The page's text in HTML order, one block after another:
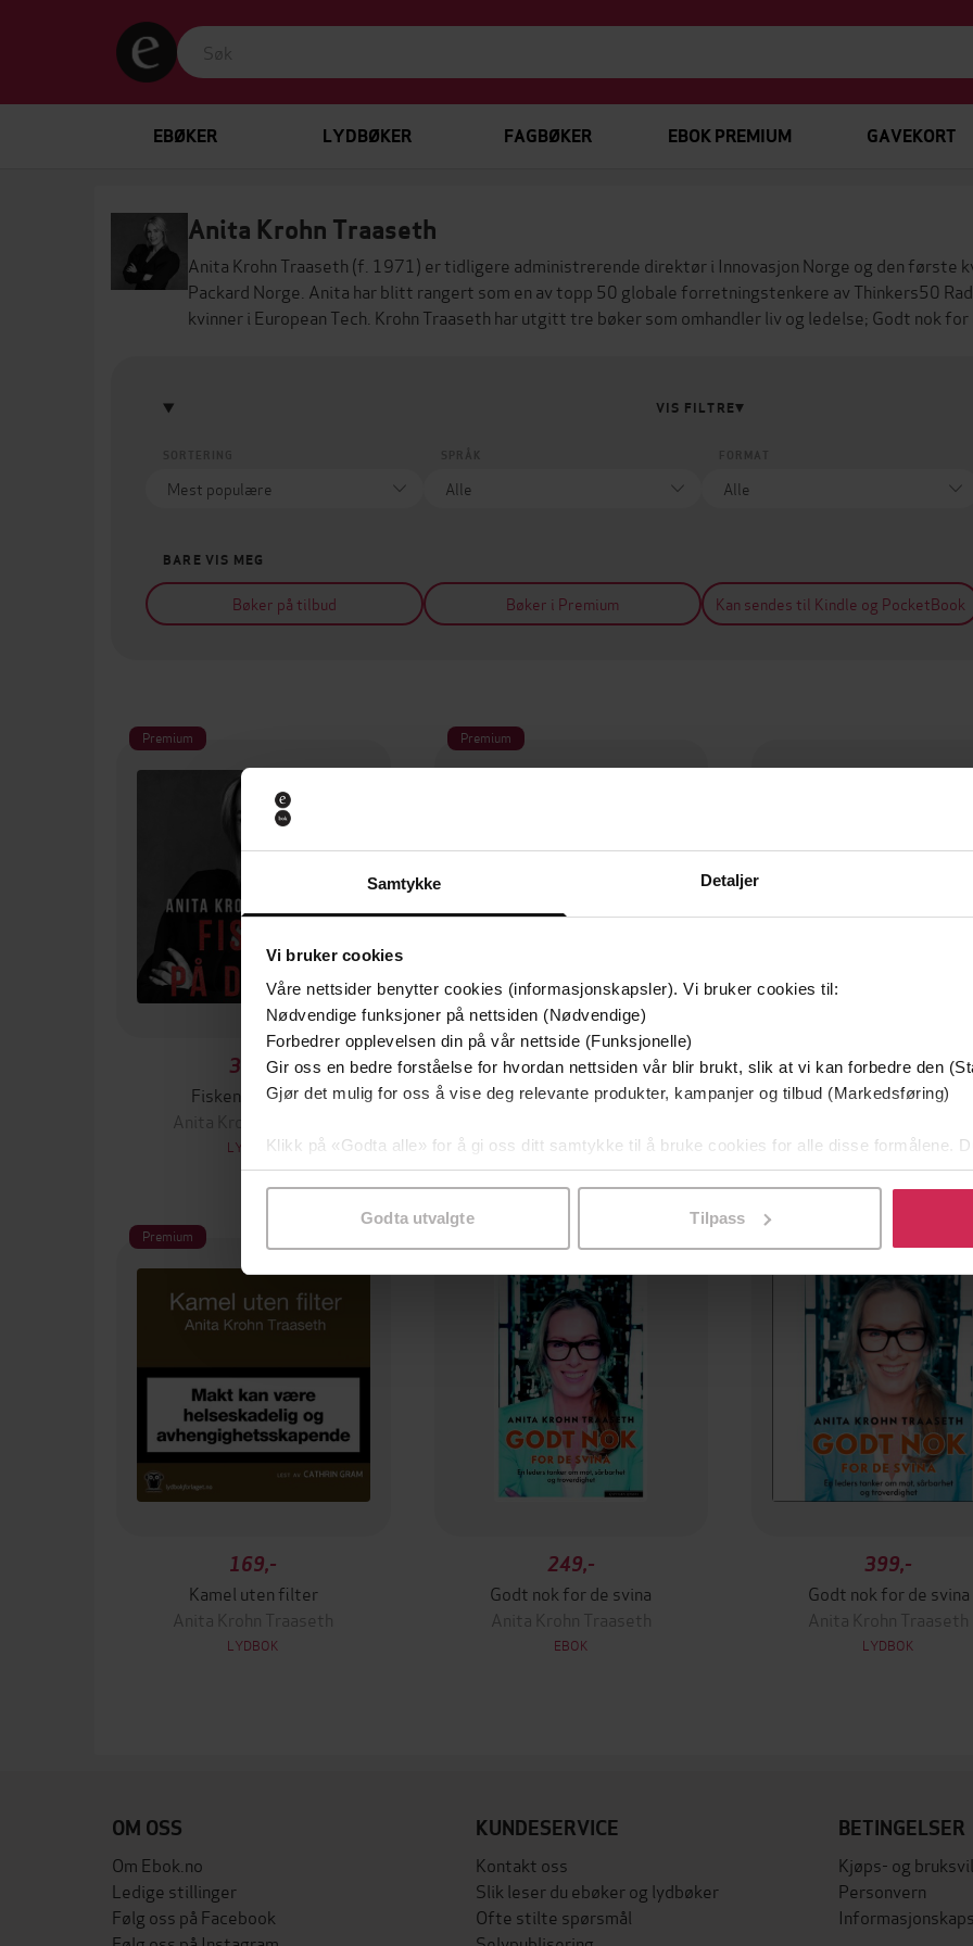
Samtykke Detaljer
Vi bruker cookies
Våre nettsider benytter cookies (informasjonskapsler). Vi bruker cookies til:
Nødvendige funksjoner på nettsiden (Nødvendige)
Forbedrer opplevelsen din på vår nettside (Funksjonelle)
Gir oss en bedre forståelse for hvordan nettsiden vår blir brukt, slik at vi kan forbedre den
Gjør det mulig for oss å vise deg relevante produkter, kampanjer og tilbud (Markedsføring)
Klikk på «Godta alle» for å gi oss ditt samtykke til å bruke cookies for alle disse formålene.
samtykke til spesifikke formål ved å klikke på «Tilpass». Du kan når som helst trekke
Godta utvalgte Tilpass
EBØKER LYDBØKER FAGBØKER EBOK PREMIUM GAVEKORT
Anita Krohn Traaseth
Anita Krohn Traaseth (f. 1971) er tidligere administrerende direktør i Innovasjon Norge og den
Packard Norge. Anita har blitt rangert som en av topp 50 globale forretningstenkere av Thinkers50
kvinner i European Tech. Krohn Traaseth har utgitt tre bøker som omhandler liv og ledelse; Godt nok for
VIS FILTRE
BARE VIS MEG
Bøker på tilbud Bøker i Premium Kan sendes til Kindle og PocketBook
Premium
399,-
Fisken på disken
Anita Krohn Traaseth
LYDBOK
Premium
399,-
Fisken på disken
LYDBOK
249,-
Fisken på disken
EBOK
Premium
169,-
Kamel uten filter
Anita Krohn Traaseth
LYDBOK
249,-
Godt nok for de svina
Anita Krohn Traaseth
EBOK
399,-
Godt nok for de svina
Anita Krohn Traaseth
LYDBOK
OM OSS
Om Ebok.no
Ledige stillinger
Følg oss på Facebook
KUNDESERVICE
Kontakt oss
Slik leser du ebøker og lydbøker
Ofte stilte spørsmål
BETINGELSER
Kjøps- og
Personvern